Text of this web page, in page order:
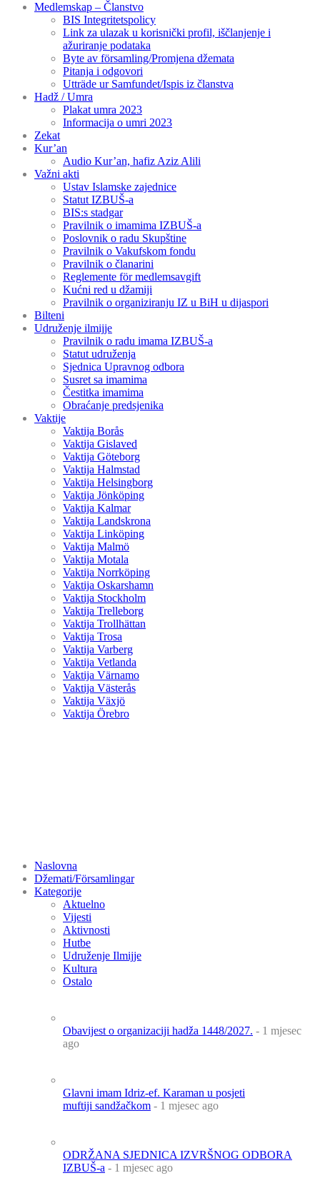
Medlemskap – Članstvo
BIS Integritetspolicy
Link za ulazak u korisnički profil, iščlanjenje i
ažuriranje podataka
Byte av församling/Promjena džemata
Pitanja i odgovori
Utträde ur Samfundet/Ispis iz članstva
Hadž / Umra
Plakat umra 2023
Informacija o umri 2023
Zekat
Kur’an
Audio Kur’an, hafiz Aziz Alili
Važni akti
Ustav Islamske zajednice
Statut IZBUŠ-a
BIS:s stadgar
Pravilnik o imamima IZBUŠ-a
Poslovnik o radu Skupštine
Pravilnik o Vakufskom fondu
Pravilnik o članarini
Reglemente för medlemsavgift
Kućni red u džamiji
Pravilnik o organiziranju IZ u BiH u dijaspori
Bilteni
Udruženje ilmijje
Pravilnik o radu imama IZBUŠ-a
Statut udruženja
Sjednica Upravnog odbora
Susret sa imamima
Čestitka imamima
Obraćanje predsjenika
Vaktije
Vaktija Borås
Vaktija Gislaved
Vaktija Göteborg
Vaktija Halmstad
Vaktija Helsingborg
Vaktija Jönköping
Vaktija Kalmar
Vaktija Landskrona
Vaktija Linköping
Vaktija Malmö
Vaktija Motala
Vaktija Norrköping
Vaktija Oskarshamn
Vaktija Stockholm
Vaktija Trelleborg
Vaktija Trollhättan
Vaktija Trosa
Vaktija Varberg
Vaktija Vetlanda
Vaktija Värnamo
Vaktija Västerås
Vaktija Växjö
Vaktija Örebro
Naslovna
Džemati/Församlingar
Kategorije
Aktuelno
Vijesti
Aktivnosti
Hutbe
Udruženje Ilmijje
Kultura
Ostalo
Obavijest o organizaciji hadža 1448/2027. - 1 mjesec
ago
Glavni imam Idriz-ef. Karaman u posjeti
muftiji sandžačkom - 1 mjesec ago
ODRŽANA SJEDNICA IZVRŠNOG ODBORA
IZBUŠ-a - 1 mjesec ago